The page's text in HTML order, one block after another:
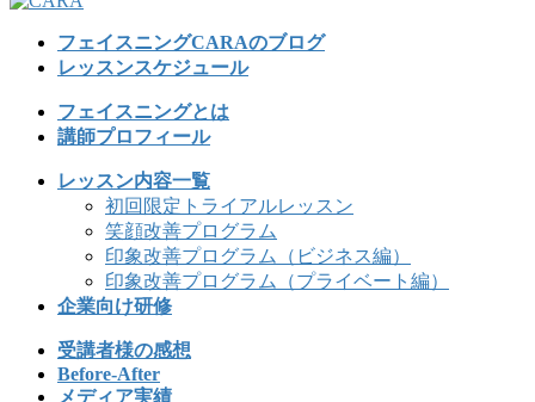
フェイスニングCARAのブログ
レッスンスケジュール
フェイスニングとは
講師プロフィール
レッスン内容一覧
初回限定トライアルレッスン
笑顔改善プログラム
印象改善プログラム（ビジネス編）
印象改善プログラム（プライベート編）
企業向け研修
受講者様の感想
Before-After
メディア実績